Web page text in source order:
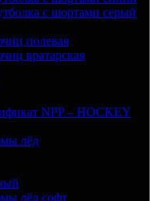
с шортами серый
полевая
вратарская
NPP – HOCKEY
лёд
лёд софт